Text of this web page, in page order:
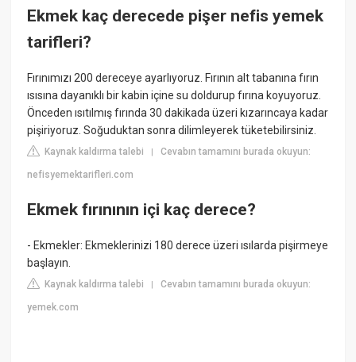
Ekmek kaç derecede pişer nefis yemek
tarifleri?
Fırınımızı 200 dereceye ayarlıyoruz. Fırının alt tabanına fırın
ısısına dayanıklı bir kabin içine su doldurup fırına koyuyoruz.
Önceden ısıtılmış fırında 30 dakikada üzeri kızarıncaya kadar
pişiriyoruz. Soğuduktan sonra dilimleyerek tüketebilirsiniz.
Kaynak kaldırma talebi |Cevabın tamamını burada okuyun:
nefisyemektarifleri.com
Ekmek fırınının içi kaç derece?
- Ekmekler: Ekmeklerinizi 180 derece üzeri ısılarda pişirmeye
başlayın.
Kaynak kaldırma talebi |Cevabın tamamını burada okuyun:
yemek.com